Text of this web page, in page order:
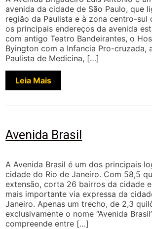
avenida da cidade de São Paulo, que
região da Paulista e à zona centro-sul
os principais endereços da avenida
com antigo Teatro Bandeirantes, o
Byington com a Infancia Pro-cruzada,
Paulista de Medicina, […]
Leia Mais
Avenida Brasil
A Avenida Brasil é um dos principais
cidade do Rio de Janeiro. Com 58,5
extensão, corta 26 bairros da cidade
mais importante via expressa da
Janeiro. Apenas um trecho, de 2,3
exclusivamente o nome “Avenida
compreende entre […]